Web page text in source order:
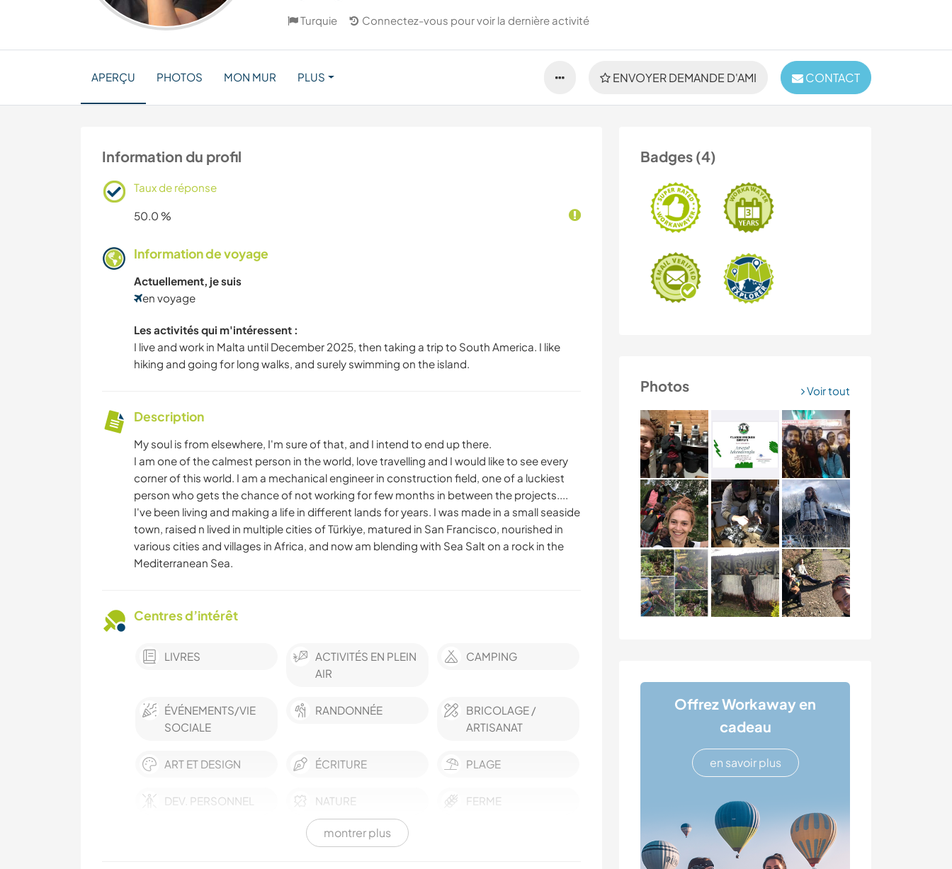
Turquie Connectez-vous pour voir la dernière activité
ENVOYER DEMANDE D'AMI CONTACT
APERÇU PHOTOS MON MUR PLUS
Badges (4)
Photos Voir tout
Offrez Workaway en
cadeau
en savoir plus
Information du profil
Taux de réponse
50.0 %
Information de voyage
Actuellement, je suis
en voyage
Les activités qui m'intéressent :
I live and work in Malta until December 2025, then taking a trip to South America. I like
hiking and going for long walks, and surely swimming on the island.
Description
My soul is from elsewhere, I'm sure of that, and I intend to end up there.
I am one of the calmest person in the world, love travelling and I would like to see every
corner of this world. I am a mechanical engineer in construction field, one of a luckiest
person who gets the chance of not working for few months in between the projects....
I've been living and making a life in different lands for years. I was made in a small seaside
town, raised n lived in multiple cities of Türkiye, matured in San Francisco, nourished in
various cities and villages in Africa, and now am blending with Sea Salt on a rock in the
Mediterranean Sea.
Centres d’intérêt
LIVRES
ACTIVITÉS EN PLEIN
AIR
CAMPING
ÉVÉNEMENTS/VIE
SOCIALE
RANDONNÉE
BRICOLAGE /
ARTISANAT
ART ET DESIGN ÉCRITURE PLAGE
DEV. PERSONNEL NATURE FERME
SPORTS
montrer plus